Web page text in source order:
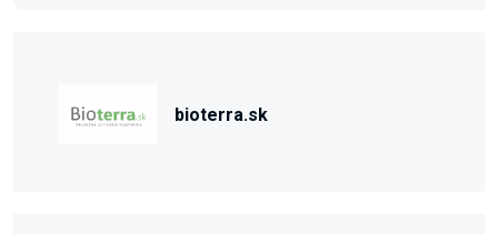
bioterra.sk